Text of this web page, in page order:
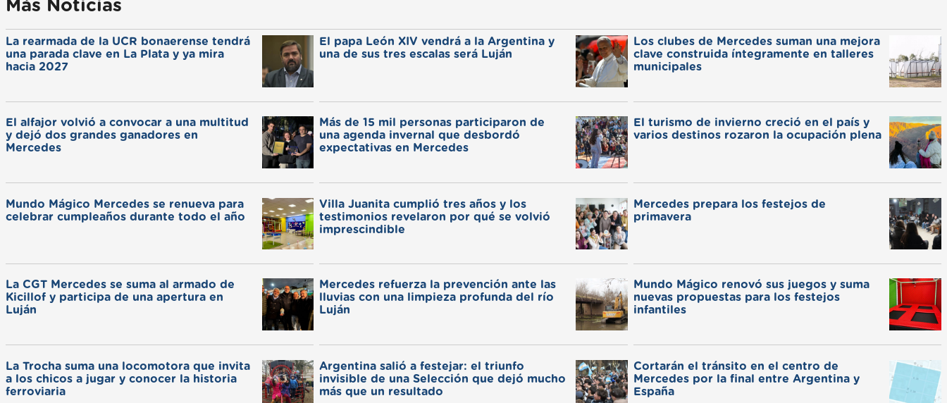
Más Noticias
La rearmada de la UCR bonaerense tendrá
una parada clave en La Plata y ya mira
hacia 2027
El papa León XIV vendrá a la Argentina y
una de sus tres escalas será Luján
Los clubes de Mercedes suman una mejora
clave construida íntegramente en talleres
municipales
El alfajor volvió a convocar a una multitud
y dejó dos grandes ganadores en
Mercedes
Más de 15 mil personas participaron de
una agenda invernal que desbordó
expectativas en Mercedes
El turismo de invierno creció en el país y
varios destinos rozaron la ocupación plena
Mundo Mágico Mercedes se renueva para
celebrar cumpleaños durante todo el año
Villa Juanita cumplió tres años y los
testimonios revelaron por qué se volvió
imprescindible
Mercedes prepara los festejos de
primavera
La CGT Mercedes se suma al armado de
Kicillof y participa de una apertura en
Luján
Mercedes refuerza la prevención ante las
lluvias con una limpieza profunda del río
Luján
Mundo Mágico renovó sus juegos y suma
nuevas propuestas para los festejos
infantiles
La Trocha suma una locomotora que invita
a los chicos a jugar y conocer la historia
ferroviaria
Argentina salió a festejar: el triunfo
invisible de una Selección que dejó mucho
más que un resultado
Cortarán el tránsito en el centro de
Mercedes por la final entre Argentina y
España